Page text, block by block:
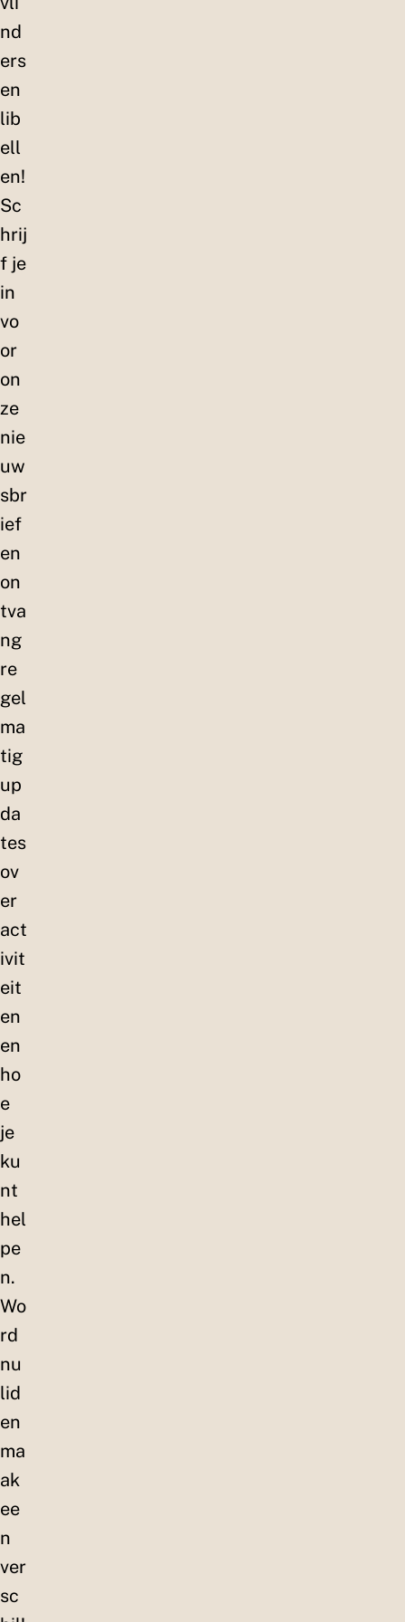
nd
ers
en
lib
ell
en!
Sc
hrij
f je
in
vo
or
on
ze
nie
uw
sbr
ief
en
on
tva
ng
re
gel
ma
tig
up
da
tes
ov
er
act
ivit
eit
en
en
ho
e
je
ku
nt
hel
pe
n.
Wo
rd
nu
lid
en
ma
ak
ee
n
ver
sc